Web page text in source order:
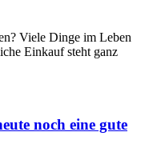
Viele Dinge im Leben
Einkauf steht ganz
noch eine gute